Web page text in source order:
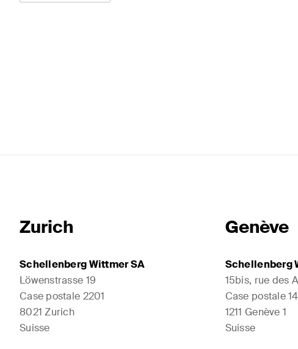
Zurich
Schellenberg Wittmer SA
Löwenstrasse 19
Case postale 2201
8021 Zurich
Suisse
Genève
Schellenberg
15bis, rue des
Case postale
1211 Genève 1
Suisse